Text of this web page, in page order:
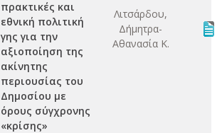
πρακτικές και
εθνική πολιτική
γης για την
αξιοποίηση της
ακίνητης
περιουσίας του
Δημοσίου με
όρους σύγχρονης
«κρίσης»
Λιτσάρδου,
Δήμητρα-
Αθανασία Κ.